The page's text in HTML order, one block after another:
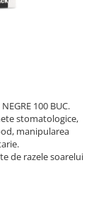
100 BUC.
stomatologice,
manipularea
de razele soarelui